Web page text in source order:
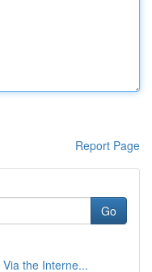
Report Page
Go
the Interne...